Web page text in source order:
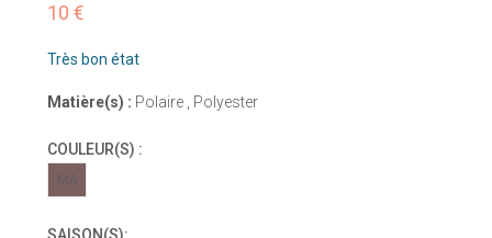
10 €
Très bon état
Matière(s) : Polaire , Polyester
COULEUR(S) :
MA